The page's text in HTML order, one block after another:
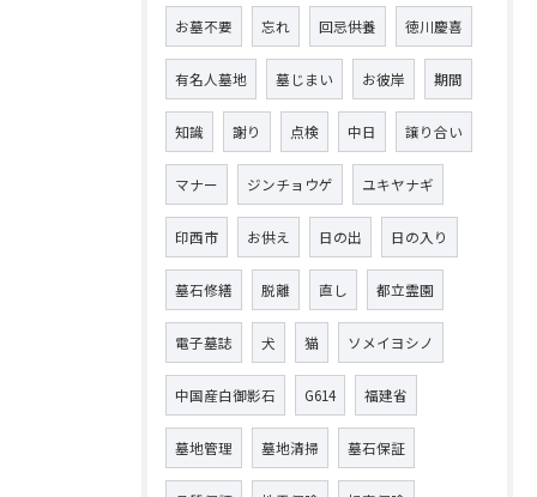
お墓不要 忘れ 回忌供養 徳川慶喜
有名人墓地 墓じまい お彼岸 期間
知識 謝り 点検 中日 譲り合い
マナー ジンチョウゲ ユキヤナギ
印西市 お供え 日の出 日の入り
墓石修繕 脱離 直し 都立霊園
電子墓誌 犬 猫 ソメイヨシノ
中国産白御影石 G614 福建省
墓地管理 墓地清掃 墓石保証